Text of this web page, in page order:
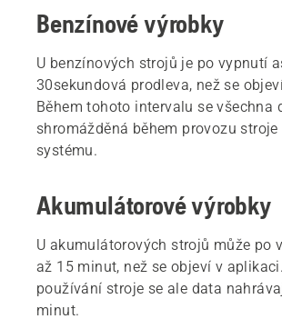
Benzínové výrobky
U benzínových strojů je po vypnutí
30sekundová prodleva, než se
Během tohoto intervalu se všechna
shromážděná během provozu
systému.
Akumulátorové výrobky
U akumulátorových strojů může po
až 15 minut, než se objeví v
používání stroje se ale data
minut.